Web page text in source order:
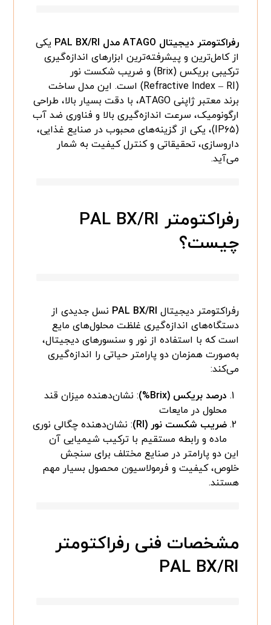
رفراکتومتر دیجیتال ATAGO مدل PAL BX/RI
یکی
از کامل‌ترین و پیشرفته‌ترین ابزارهای اندازه‌گیری
ترکیبی بریکس (Brix) و ضریب شکست نور
(Refractive Index – RI) است. این مدل ساخت
برند معتبر ژاپنی ATAGO، با دقت بسیار بالا، طراحی
ارگونومیک، سرعت اندازه‌گیری بالا و فناوری ضد آب
(IP۶۵)، یکی از گزینه‌های محبوب در صنایع غذایی،
داروسازی، تحقیقاتی و کنترل کیفیت به شمار
می‌آید.
رفراکتومتر PAL BX/RI
چیست؟
رفراکتومتر دیجیتال PAL BX/RI نسل جدیدی از
دستگاه‌های اندازه‌گیری غلظت محلول‌های مایع
است که با استفاده از نور و سنسورهای دیجیتال،
به‌صورت همزمان دو پارامتر حیاتی را اندازه‌گیری
می‌کند:
درصد بریکس (Brix%)
: نشان‌دهنده میزان قند
محلول در مایعات
ضریب شکست نور (RI)
: نشان‌دهنده چگالی نوری
ماده و رابطه مستقیم با ترکیب شیمیایی آن
این دو پارامتر در صنایع مختلف برای سنجش
خلوص، کیفیت و فرمولاسیون محصول بسیار مهم
هستند.
مشخصات فنی رفراکتومتر
PAL BX/RI